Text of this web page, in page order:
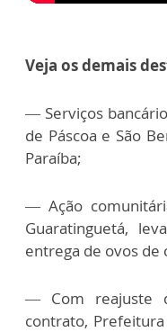
Veja os demais
— Serviços
de Páscoa e São
Paraíba;
—Ação
Guaratinguetá,
entrega de ovos de
— Com
contrato,